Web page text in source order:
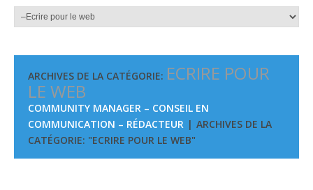
ARCHIVES DE LA CATÉGORIE: ECRIRE POUR
LE WEB
COMMUNITY MANAGER – CONSEIL EN
COMMUNICATION – RÉDACTEUR
ARCHIVES DE LA
CATÉGORIE: "ECRIRE POUR LE WEB"